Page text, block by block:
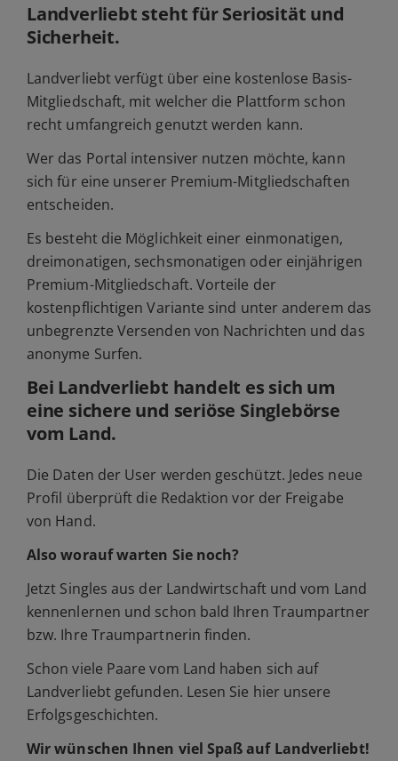
Landverliebt steht für Seriosität und
Sicherheit.
Landverliebt verfügt über eine kostenlose Basis-
Mitgliedschaft, mit welcher die Plattform schon
recht umfangreich genutzt werden kann.
Wer das Portal intensiver nutzen möchte, kann
sich für eine unserer Premium-Mitgliedschaften
entscheiden.
Es besteht die Möglichkeit einer einmonatigen,
dreimonatigen, sechsmonatigen oder einjährigen
Premium-Mitgliedschaft. Vorteile der
kostenpflichtigen Variante sind unter anderem das
unbegrenzte Versenden von Nachrichten und das
anonyme Surfen.
Bei Landverliebt handelt es sich um
eine sichere und seriöse Singlebörse
vom Land.
Die Daten der User werden geschützt. Jedes neue
Profil überprüft die Redaktion vor der Freigabe
von Hand.
Also worauf warten Sie noch?
Jetzt Singles aus der Landwirtschaft und vom Land
kennenlernen und schon bald Ihren Traumpartner
bzw. Ihre Traumpartnerin finden.
Schon viele Paare vom Land haben sich auf
Landverliebt gefunden. Lesen Sie hier unsere
Erfolgsgeschichten.
Wir wünschen Ihnen viel Spaß auf Landverliebt!